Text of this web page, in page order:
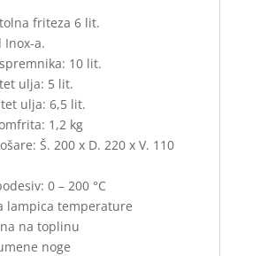
friteza 6 lit.
Inox-a.
10 lit.
ulja: 5 lit.
ulja: 6,5 lit.
1,2 kg
Š. 200 x D. 220 x V. 110
0 – 200 °C
lampica temperature
na toplinu
noge